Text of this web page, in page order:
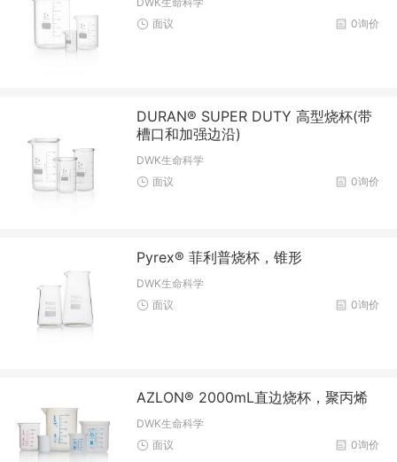
0询价
面议
DURAN® SUPER DUTY 高型烧杯(带
槽口和加强边沿)
DWK生命科学
0询价
面议
Pyrex® 菲利普烧杯，锥形
DWK生命科学
0询价
面议
AZLON® 2000mL直边烧杯，聚丙烯
DWK生命科学
0询价
面议